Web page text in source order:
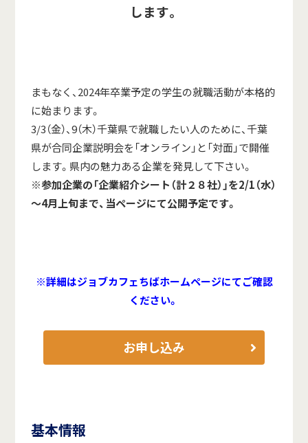
します。
まもなく、2024年卒業予定の学生の就職活動が本格的
に始まります。
3/3（金）、9（木）千葉県で就職したい人のために、千葉
県が合同企業説明会を「オンライン」と「対面」で開催
します。県内の魅力ある企業を発見して下さい。
※参加企業の「企業紹介シート（計２８社）」を2/1（水）
～4月上旬まで、当ページにて公開予定です。
※詳細はジョブカフェちばホームページにてご確認
ください。
お申し込み
基本情報